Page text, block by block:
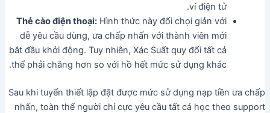
ví điện tử.
Thẻ cào điện thoại: Hình thức này đối chọi giản với
dễ yêu cầu dùng, ưa chấp nhấn với thành viên mới
bắt đầu khởi động. Tuy nhiên, Xác Suất quy đổi tất cả
thể phải chăng hơn so với hồ hết mức sử dụng khác.
Sau khi tuyển thiết lập đặt được mức sử dụng nạp tiền ưa chấp
nhấn, toàn thể người chỉ cực yêu cầu tất cả học theo support